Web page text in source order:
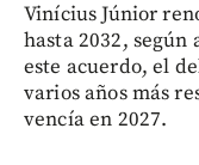
Vinícius Júnior
hasta 2032,
este acuerdo, el
varios años más
vencía en 2027.